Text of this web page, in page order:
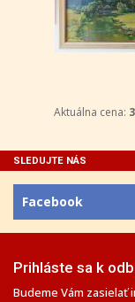
Aktuálna cena:
SLEDUJTE NÁS
Facebook
Prihláste sa k
Budeme Vám zasielať